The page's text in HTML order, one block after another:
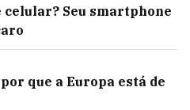
celular? Seu smartphone
que a Europa está de